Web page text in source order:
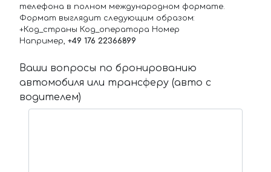
телефона в полном международном формате.
Формат выглядит следующим образом:
+Код_страны Код_оператора Номер
Например, +49 176 22366899
Ваши вопросы по бронированию
автомобиля или трансферу (авто с
водителем)